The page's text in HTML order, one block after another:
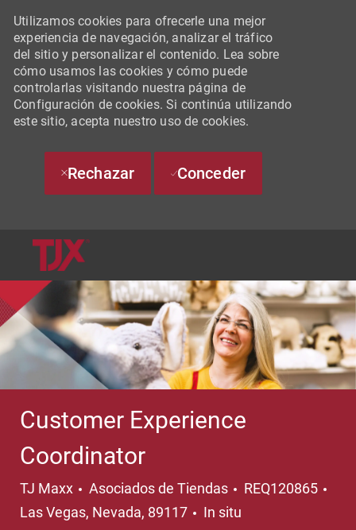
Utilizamos cookies para ofrecerle una mejor
experiencia de navegación, analizar el tráfico
del sitio y personalizar el contenido. Lea sobre
cómo usamos las cookies y cómo puede
controlarlas visitando nuestra página de
Configuración de cookies. Si continúa utilizando
este sitio, acepta nuestro uso de cookies.
Rechazar Conceder
Customer Experience
Coordinator
TJ Maxx Categoría
Asociados de Tiendas REQ120865
Las Vegas, Nevada, 89117
In situ